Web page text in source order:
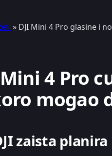
» DJI Mini 4 Pro glasine i
Mini 4 Pro
mogao
zaista